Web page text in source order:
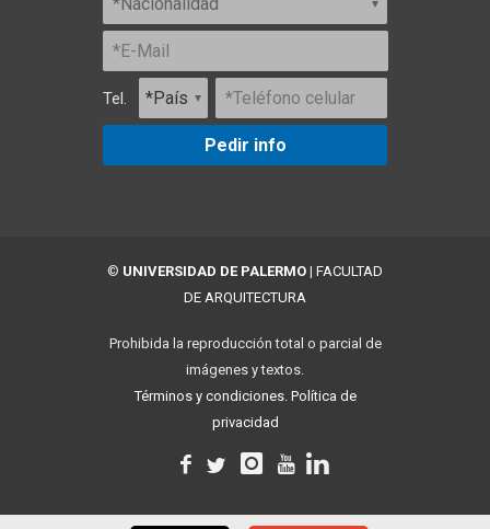
Tel.
Pedir info
© UNIVERSIDAD DE PALERMO | FACULTAD
DE ARQUITECTURA
Prohibida la reproducción total o parcial de
imágenes y textos.
Términos y condiciones. Política de
privacidad